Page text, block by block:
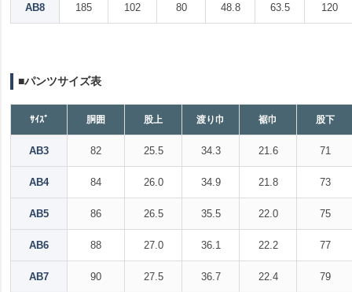
AB8 185 102 80 48.8 63.5 120
■パンツサイズ表
ｻｲｽﾞ 胴囲 股上 渡り巾 裾巾 股下
AB3 82 25.5 34.3 21.6 71
AB4 84 26.0 34.9 21.8 73
AB5 86 26.5 35.5 22.0 75
AB6 88 27.0 36.1 22.2 77
AB7 90 27.5 36.7 22.4 79